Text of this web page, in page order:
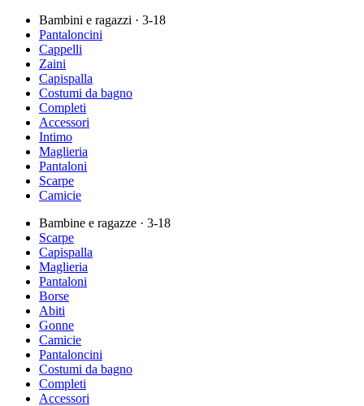
Bambini e ragazzi · 3-18
Pantaloncini
Cappelli
Zaini
Capispalla
Costumi da bagno
Completi
Accessori
Intimo
Maglieria
Pantaloni
Scarpe
Camicie
Bambine e ragazze · 3-18
Scarpe
Capispalla
Maglieria
Pantaloni
Borse
Abiti
Gonne
Camicie
Pantaloncini
Costumi da bagno
Completi
Accessori